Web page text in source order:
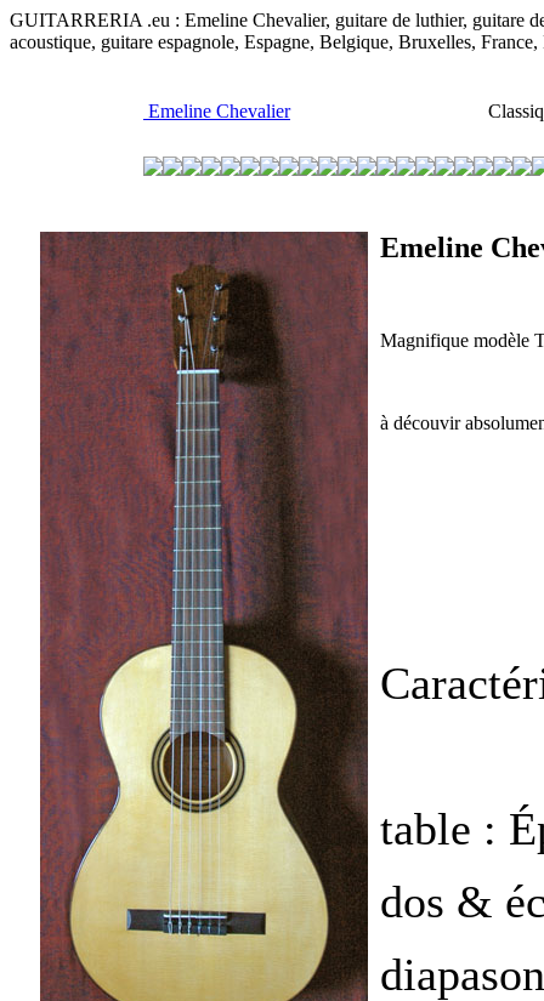
GUITARRERIA .eu : Emeline Chevalier, guitare de luthier, guitare
acoustique, guitare espagnole, Espagne, Belgique, Bruxelles,
Emeline Chevalier
Emeline
Magnifique modèle
à découvir
table :
dos &